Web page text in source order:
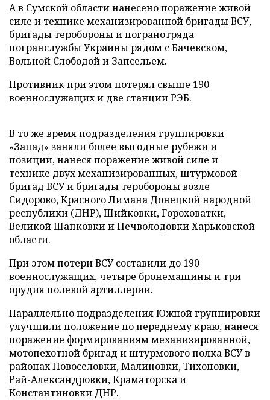
А в Сумской области нанесено поражение живой
силе и технике механизированной бригады ВСУ,
бригады теробороны и погранотряда
погранслужбы Украины рядом с Бачевском,
Вольной Слободой и Запсельем.
Противник при этом потерял свыше 190
военнослужащих и две станции РЭБ.
В то же время подразделения группировки
«Запад» заняли более выгодные рубежи и
позиции, нанеся поражение живой силе и
технике двух механизированных, штурмовой
бригад ВСУ и бригады теробороны возле
Сидорово, Красного Лимана Донецкой народной
республики (ДНР), Шийковки, Гороховатки,
Великой Шапковки и Нечволодовки Харьковской
области.
При этом потери ВСУ составили до 190
военнослужащих, четыре бронемашины и три
орудия полевой артиллерии.
Параллельно подразделения Южной группировки
улучшили положение по переднему краю, нанеся
поражение формированиям механизированной,
мотопехотной бригад и штурмового полка ВСУ в
районах Новоселовки, Малиновки, Тихоновки,
Рай-Александровки, Краматорска и
Константиновки ДНР.